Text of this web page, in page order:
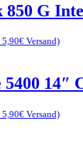
G
Versand)
14″
Versand)